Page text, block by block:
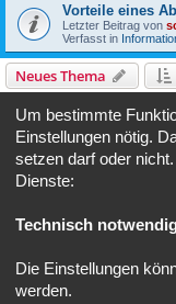
Vorteile eines
Letzter Beitrag von
Verfasst in
Neues Thema
BERECHTIGUNGEN IN
Du darfst deine Beiträge in
Foren-Übersicht
Um bestimmte
Einstellungen nötig.
setzen darf oder
Dienste:
Technisch
Die Einstellungen
werden.